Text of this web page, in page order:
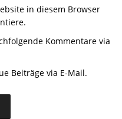
in diesem Browser
Kommentare via
Beiträge via E-Mail.